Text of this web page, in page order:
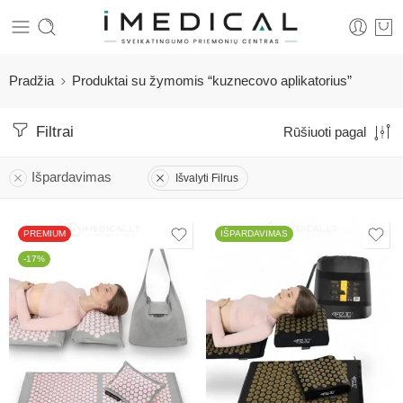
Pradžia Produktai su žymomis “kuznecovo aplikatorius”
Filtrai Rūšiuoti pagal
Išpardavimas Išvalyti Filrus
PREMIUM
-17%
IŠPARDAVIMAS